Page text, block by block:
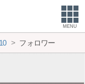
MENU
フォロワー